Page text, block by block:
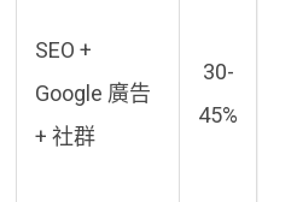
SEO +
Google 廣告
+ 社群
30-
45%